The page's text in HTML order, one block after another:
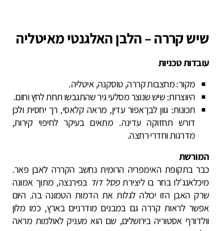
שיש קררה – הלבן האלגנטי מאיטליה
עובדות טכניות
מקור: מחצבות קררה, טוסקנה, איטליה.
היווצרות: שיש שנוצר מסלעי גיר שהתגבשו תחת לחץ וחום.
תכונות: גוון לבן־אפור עדין, מראה קלאסי, רך יחסית ולכן
דורש תחזוקה עדינה. מתאים בעיקר לחיפוי קירות,
מדרגות וחדרי רחצה.
המורשת
כבר בתקופת האימפריה הרומית נחשב הקררה לאבן פאר.
מיכלאנג’לו בחר בו ליצירתפסל דוד בפירנצה, מתוך אמונה
שרק האבן הזו יכולה לגלות את הדמות הטמונה בה. היום
אפשר לראות קררה גם במבנים מודרניים בארץ, כמו מלון
וולדורף אסטוריה בירושלים, שם הוא מעניק לאולמות מראה